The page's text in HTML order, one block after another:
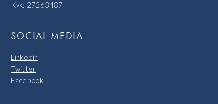
Kvk: 27263487
SOCIAL MEDIA
Linkedin
Twitter
Facebook